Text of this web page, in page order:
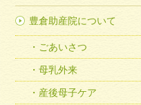
豊倉助産院について
ごあいさつ
母乳外来
産後母子ケア